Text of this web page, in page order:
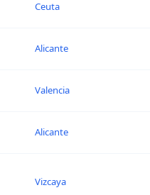
Ceuta
Alicante
Valencia
Alicante
Vizcaya